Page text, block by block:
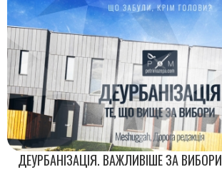
ДЕУРБАНІЗАЦІЯ. ВАЖЛИВІШЕ ЗА ВИБОРИ